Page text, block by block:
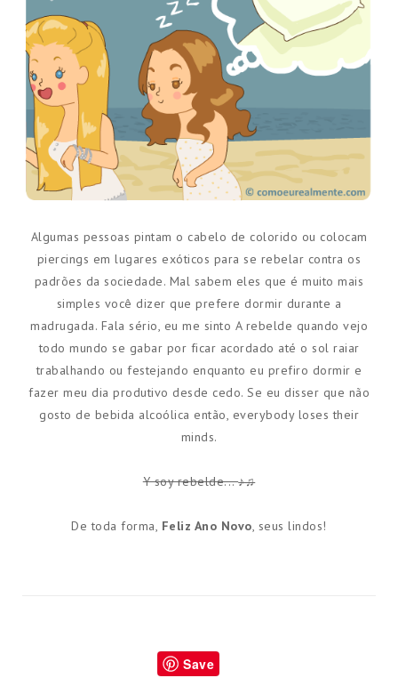
Algumas pessoas pintam o cabelo de colorido ou colocam
piercings em lugares exóticos para se rebelar contra os
padrões da sociedade. Mal sabem eles que é muito mais
simples você dizer que prefere dormir durante a
madrugada. Fala sério, eu me sinto A rebelde quando vejo
todo mundo se gabar por ficar acordado até o sol raiar
trabalhando ou festejando enquanto eu prefiro dormir e
fazer meu dia produtivo desde cedo. Se eu disser que não
gosto de bebida alcoólica então, everybody loses their
minds.
Y soy rebelde...♪♫
De toda forma, Feliz Ano Novo, seus lindos!
Save